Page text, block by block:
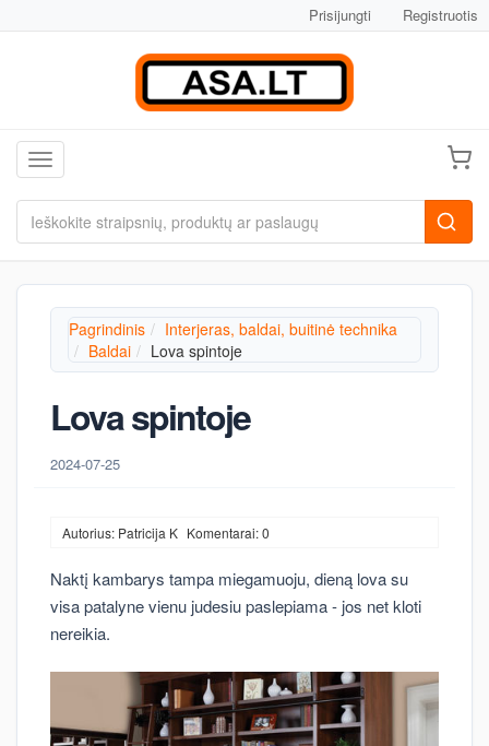
Prisijungti Registruotis
Toggle navigation
Pagrindinis
Interjeras, baldai, buitinė technika
Baldai
Lova spintoje
Lova spintoje
2024-07-25
Autorius: Patricija K Komentarai: 0
Naktį kambarys tampa miegamuoju, dieną lova su
visa patalyne vienu judesiu paslepiama - jos net kloti
nereikia.